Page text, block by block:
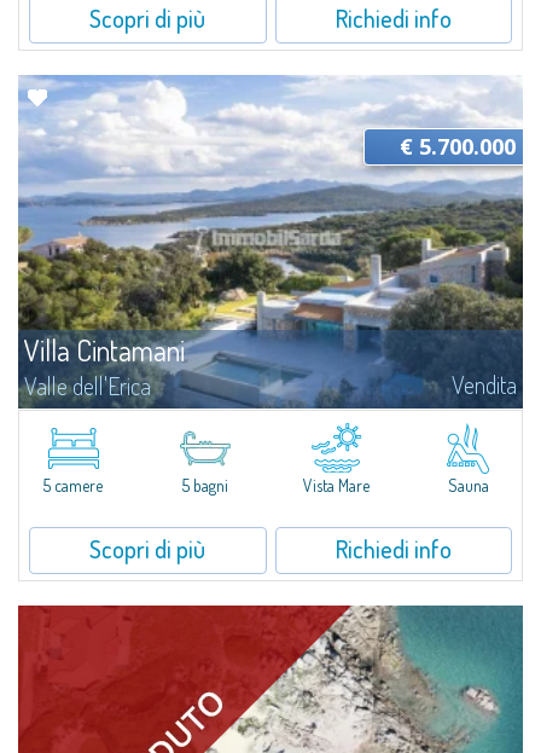
Scopri di più Richiedi info
Villa Cintamani
Valle dell'Erica Vendita
​Villa Cintamani è una straordinaria proprietà con terreno privato vista
mare di oltre 6.500 mq inserita con sapienza nell'incantevole scenario di
Valle dell'Erica uno dei luoghi di maggior interesse naturalistico...
€ 5.700.000
5 camere 5 bagni Vista Mare Sauna
Scopri di più Richiedi info